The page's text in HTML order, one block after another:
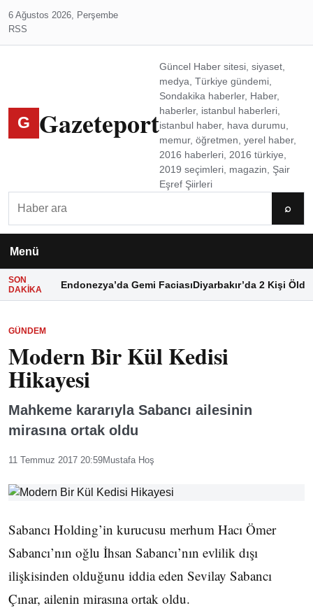
6 Ağustos 2026, Perşembe
RSS
G Gazeteport
Güncel Haber sitesi, siyaset,
medya, Türkiye gündemi,
Sondakika haberler, Haber,
haberler, istanbul haberleri,
istanbul haber, hava durumu,
memur, öğretmen, yerel haber,
2016 haberleri, 2016 türkiye,
2019 seçimleri, magazin, Şair
Eşref Şiirleri
⌕
Menü
SON
DAKIKA
Endonezya’da Gemi FaciasıDiyarbakır’da 2 Kişi Öldü
GÜNDEM
Modern Bir Kül Kedisi
Hikayesi
Mahkeme kararıyla Sabancı ailesinin
mirasına ortak oldu
11 Temmuz 2017 20:59Mustafa Hoş
Sabancı Holding’in kurucusu merhum Hacı Ömer
Sabancı’nın oğlu İhsan Sabancı’nın evlilik dışı
ilişkisinden olduğunu iddia eden Sevilay Sabancı
Çınar, ailenin mirasına ortak oldu.